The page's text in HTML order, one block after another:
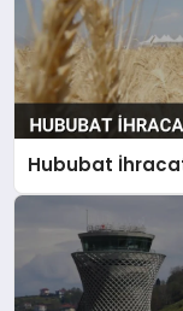
Hububat